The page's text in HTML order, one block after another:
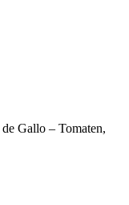
Gallo – Tomaten,